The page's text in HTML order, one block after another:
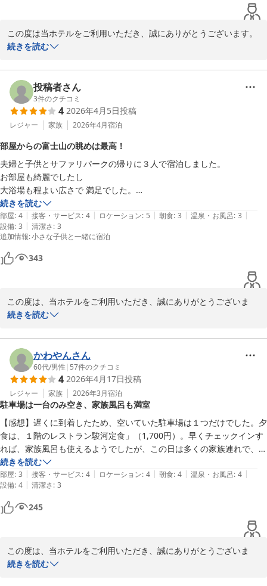
フロント　富田
ホテルルートイン裾野インター
2026-05-16
この度は当ホテルをご利用いただき、誠にありがとうございます。
また、ご滞在の感想をお寄せいただき重ねて御礼申し上げます。
快適にお過ごしいただけたご様子に安堵しつつも、お客様の心に残
る特別なおもてなしをご提供できなかった点につきましては、私ど
もの今後の課題として真摯に受け止めております。
頂戴したお言葉に甘んじることなく、お客様に「また泊まりたい」
またのお越しを心よりお待ち申し上げております。
フロント赤池
ホテルルートイン裾野インター
2026-05-24
続きを読む
投稿者さん
3件のクチコミ
4 2026年4月5日投稿
レジャー 家族 2026年4月宿泊
部屋からの富士山の眺めは最高！
夫婦と子供とサファリパークの帰りに３人で宿泊しました。
お部屋も綺麗でしたし
大浴場も程よい広さで 満足でした。
部屋からの富士山の眺めがとても素晴らしく子供も喜んでいました。
寝るだけでしたので親も子も大満足です。
一つだけ 部屋着が用意されていますが ゴムが全く機能していませんで
したのでそれがが改善されたら私的にはパーフェクトです！
またサファリパークに行く際は是非利用させていただきたいです。
ありがとうございました。
続きを読む
部屋: 4 | 接客・サービス: 4 | ロケーション: 5 | 朝食: 3 | 温泉・お風呂: 3 |
設備: 3 | 清潔さ: 3
追加情報:小さな子供と一緒に宿泊
343
この度は、当ホテルをご利用いただき、誠にありがとうございま
す。また、このような温かいご感想をお寄せいただき、重ねて御礼
富士山の眺めや、清潔なお部屋、大浴場にご満足いただけたとのこ
と、大変光栄でございます。お子様にも喜んでいただけたご様子を
伺い、私どもも大変嬉しく存じます。
お部屋着のゴムにつきましては、ご期待に沿えず誠に申し訳ござい
ませんでした。お客様からの貴重なご意見として真摯に受け止め、
今後の改善に努めてまいります。
周辺のコンビニエンスストアや飲食店につきましても、お褒めの言
葉をいただきありがとうございます。
またサファリパークへお越しの際には、ぜひ当ホテルをご利用いた
だければ幸いです。お客様のまたのお越しを心よりお待ち申し上げ
ホテルルートイン裾野インター
続きを読む
かわやんさん
60代/男性 | 57件のクチコミ
4 2026年4月17日投稿
レジャー 家族 2026年3月宿泊
駐車場は一台のみ空き、家族風呂も満室
【感想】遅くに到着したため、空いていた駐車場は１つだけでした。夕
食は、１階のレストラン駿河定食」（1,700円）。早くチェックインす
れば、家族風呂も使えるようでしたが、この日は多くの家族連れで、満
室でした。朝ごはんもしっかり食べることができました。他のホテルの
バイキングでよくあることですが、ご飯をよそう所で渋滞島市が、ここ
は、スタッフの方が、よそってくれてました。これは、いいサービスと
思います。本当は、翌日にサファリパークに行く予定でしたが、混雑を
嫌ってやめましたので、次回はここに泊まって行きたいと思います。
続きを読む
部屋: 3 | 接客・サービス: 4 | ロケーション: 4 | 朝食: 4 | 温泉・お風呂: 4 |
設備: 4 | 清潔さ: 3
245
この度は、当ホテルをご利用いただき、誠にありがとうございま
す。そして、感想を投稿して頂きありがとうございます。
続きを読む